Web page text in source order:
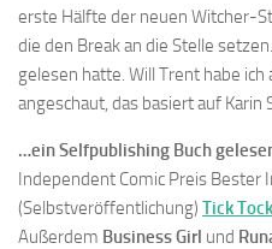
erste Hälfte der neuen Witcher-
die den Break an die Stelle
gelesen hatte. Will Trent habe
angeschaut, das basiert auf Karin
…ein Selfpublishing Buch
Independent Comic Preis Bester
(Selbstveröffentlichung) Tick
Außerdem Business Girl und